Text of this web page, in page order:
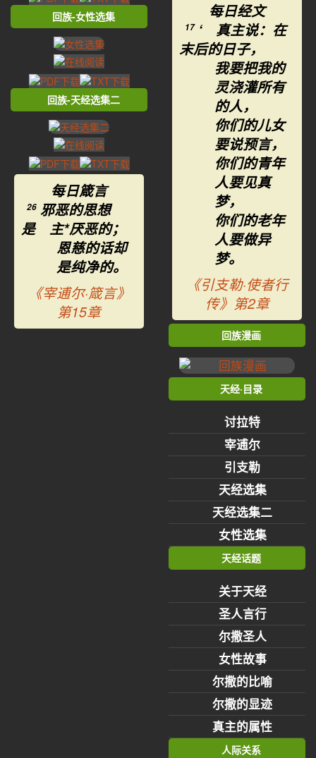
回族-女性选集
回族-天经选集二
每日箴言
26 邪恶的思想
是 主*厌恶的；
恩慈的话却
是纯净的。
《宰逋尔·箴言》
第15章
每日经文
17 ‘ 真主说：在
末后的日子，
我要把我的
灵浇灌所有
的人，
你们的儿女
要说预言，
你们的青年
人要见真
梦，
你们的老年
人要做异
梦。
《引支勒·使者行
传》第2章
回族漫画
天经·目录
讨拉特
宰逋尔
引支勒
天经选集
天经选集二
女性选集
天经话题
关于天经
圣人言行
尔撒圣人
女性故事
尔撒的比喻
尔撒的显迹
真主的属性
人际关系